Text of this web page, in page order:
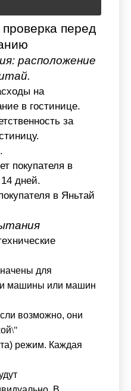
перед
расположение
на
в гостинице.
за
покупателя в
дней.
в Яньтай
для
машины или машин
возможно, они
\"
режим. Каждая